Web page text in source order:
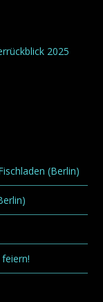
2025
(Berlin)